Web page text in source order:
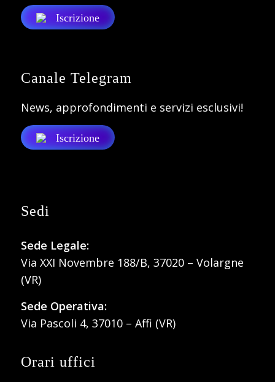
Iscrizione
Canale Telegram
News, approfondimenti e servizi esclusivi!
Iscrizione
Sedi
Sede Legale:
Via XXI Novembre 188/B, 37020 – Volargne
(VR)
Sede Operativa:
Via Pascoli 4, 37010 – Affi (VR)
Orari uffici